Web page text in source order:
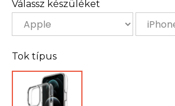
Válassz készüléket
Tok típus